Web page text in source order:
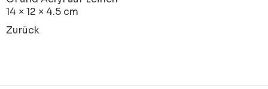
14 × 12 × 4.5 cm
Zurück